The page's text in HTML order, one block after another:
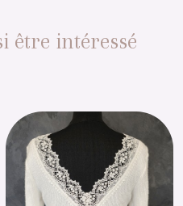
être intéressé